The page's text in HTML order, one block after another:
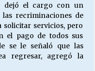
dejó el cargo con un
recriminaciones de
solicitar servicios, pero
el pago de todos sus
se le señaló que las
regresar, agregó la